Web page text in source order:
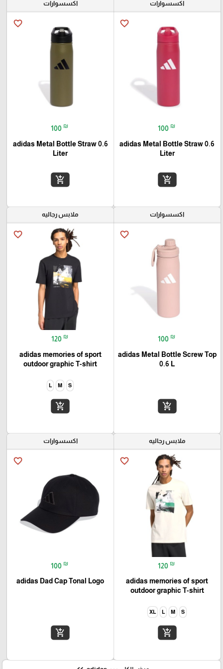
اكسسوارات
favorite_border
100 ₪
adidas Metal Bottle Straw 0.6
Liter
add_shopping_cart
اكسسوارات
favorite_border
100 ₪
adidas Metal Bottle Straw 0.6
Liter
add_shopping_cart
اكسسوارات
favorite_border
100 ₪
adidas Metal Bottle Screw Top
0.6 L
add_shopping_cart
ملابس رجاليه
favorite_border
120 ₪
adidas memories of sport
outdoor graphic T-shirt
S
M
L
add_shopping_cart
ملابس رجاليه
favorite_border
120 ₪
adidas memories of sport
outdoor graphic T-shirt
S
M
L
XL
add_shopping_cart
اكسسوارات
favorite_border
100 ₪
adidas Dad Cap Tonal Logo
add_shopping_cart